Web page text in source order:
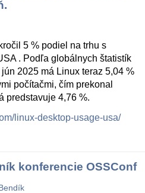
5 % podiel na trhu s
. Podľa globálnych štatistík
2025 má Linux teraz 5,04 %
počítačmi, čím prekonal
predstavuje 4,76 %.
linux-desktop-usage-usa/
konferencie OSSConf